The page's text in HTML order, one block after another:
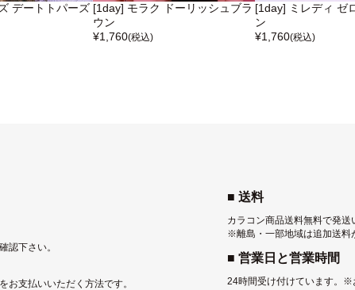
デートトパーズ [1day] モラク ドーリッシュブラ
ウン
¥1,760(税込)
[1day] ミレディ ゼ
ン
¥1,760(税込)
認下さい。
お支払いいただく方法です。
■ 送料
カラコン商品送料無料で発送
※離島・一部地域は追加送料
■ 営業日と営業時間
24時間受け付けています。 ※